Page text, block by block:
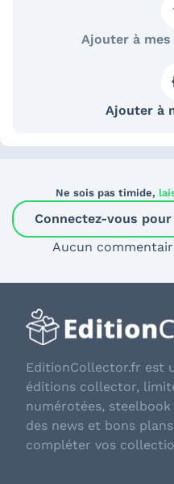
Ajouter à
Ajouter à
Ne sois pas timide,
Connectez-vous
Aucun
EditionCollector.fr est
éditions collector,
numérotées,
des news et bons
compléter vos